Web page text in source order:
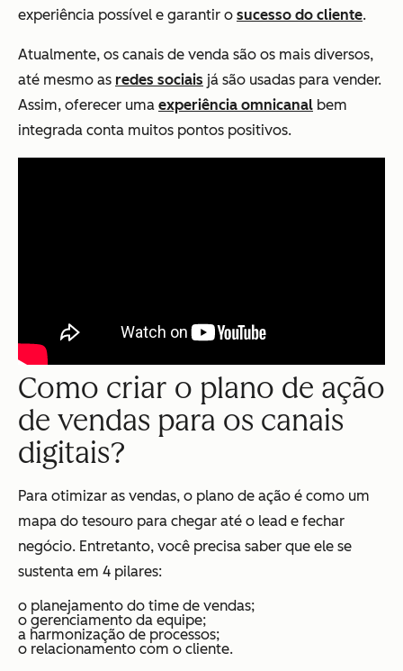
experiência possível e garantir o sucesso do cliente.
Atualmente, os canais de venda são os mais diversos,
até mesmo as redes sociais já são usadas para vender.
Assim, oferecer uma experiência omnicanal bem
integrada conta muitos pontos positivos.
Como criar o plano de ação
de vendas para os canais
digitais?
Para otimizar as vendas, o plano de ação é como um
mapa do tesouro para chegar até o lead e fechar
negócio. Entretanto, você precisa saber que ele se
sustenta em 4 pilares:
o planejamento do time de vendas;
o gerenciamento da equipe;
a harmonização de processos;
o relacionamento com o cliente.